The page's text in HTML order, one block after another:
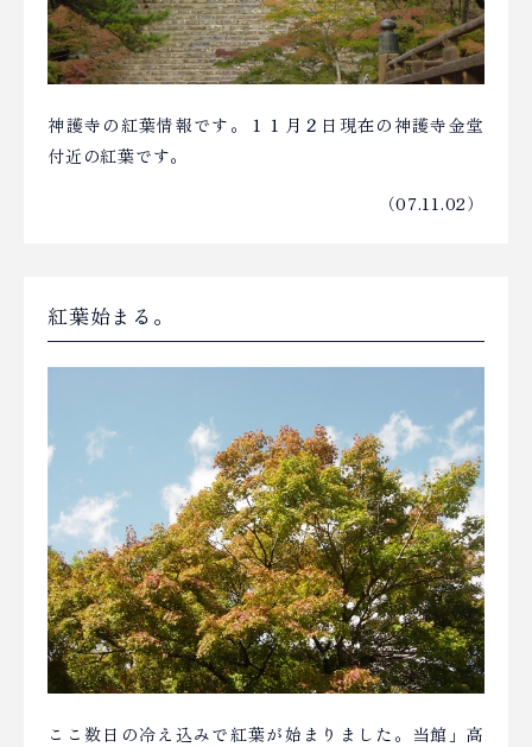
神護寺の紅葉情報です。１１月２日現在の神護寺金堂
付近の紅葉です。
（07.11.02）
紅葉始まる。
ここ数日の冷え込みで紅葉が始まりました。当館」高